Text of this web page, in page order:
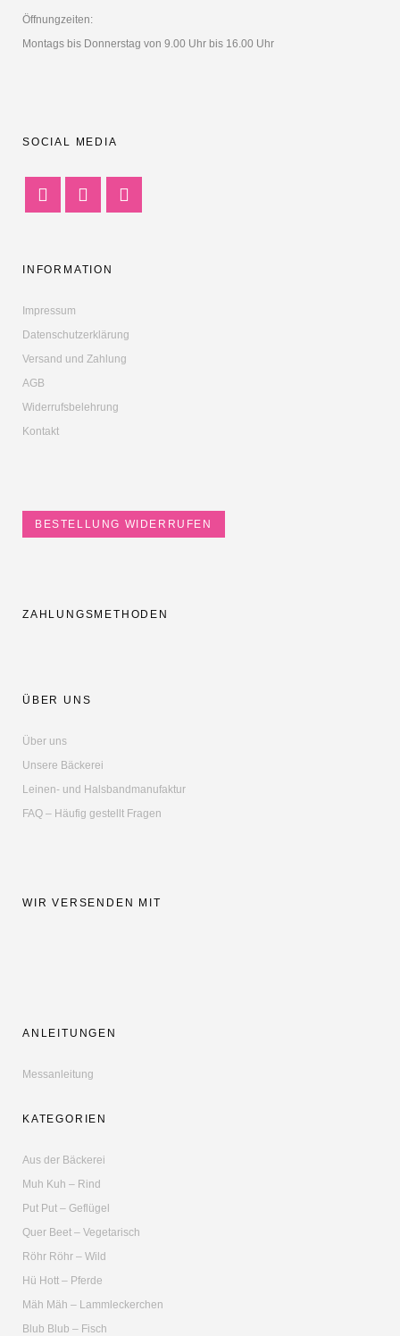
Öffnungzeiten:
Montags bis Donnerstag von 9.00 Uhr bis 16.00 Uhr
SOCIAL MEDIA
INFORMATION
Impressum
Datenschutzerklärung
Versand und Zahlung
AGB
Widerrufsbelehrung
Kontakt
BESTELLUNG WIDERRUFEN
ZAHLUNGSMETHODEN
ÜBER UNS
Über uns
Unsere Bäckerei
Leinen- und Halsbandmanufaktur
FAQ – Häufig gestellt Fragen
WIR VERSENDEN MIT
ANLEITUNGEN
Messanleitung
KATEGORIEN
Aus der Bäckerei
Muh Kuh – Rind
Put Put – Geflügel
Quer Beet – Vegetarisch
Röhr Röhr – Wild
Hü Hott – Pferde
Mäh Mäh – Lammleckerchen
Blub Blub – Fisch